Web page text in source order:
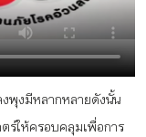
งพุงมีหลากหลายดังนั้น
ร์ให้ครอบคลุมเพื่อการ